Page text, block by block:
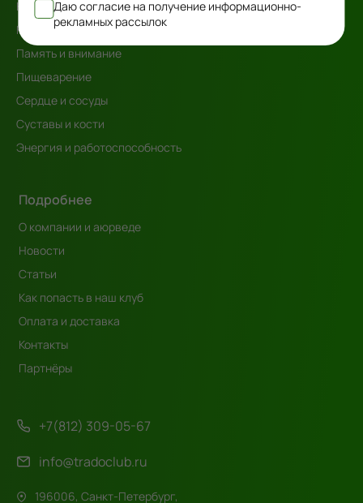
Наборы косметики
Нервная система
Память и внимание
Пищеварение
Сердце и сосуды
Суставы и кости
Энергия и работоспособность
Подробнее
О компании и аюрведе
Новости
Статьи
Как попасть в наш клуб
Оплата и доставка
Контакты
Партнёры
+7(812) 309-05-67
info@tradoclub.ru
196006, Санкт-Петербург,
Даю согласие на получение информационно-
рекламных рассылок